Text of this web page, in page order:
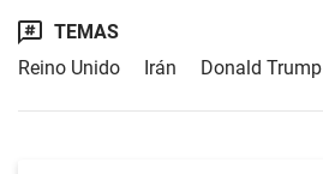
TEMAS
Reino Unido
Irán Donald Trump